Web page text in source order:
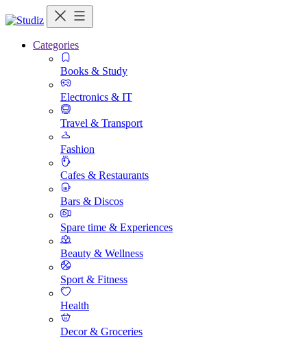
Categories
Books & Study
Electronics & IT
Travel & Transport
Fashion
Cafes & Restaurants
Bars & Discos
Spare time & Experiences
Beauty & Wellness
Sport & Fitness
Health
Decor & Groceries